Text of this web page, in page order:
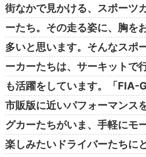
街なかで見かける、スポーツ
ーたち。その走る姿に、胸を
多いと思います。そんなスポ
ーカーたちは、サーキットで
も活躍をしています。「FIA-
市販版に近いパフォーマンス
グカーたちがいま、手軽にモ
楽しみたいドライバーたちに